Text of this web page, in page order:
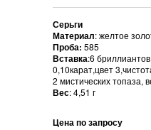
Серьги
Материал: желтое
Проба: 585
Вставка:6
0,10карат,цвет
2 мистических топаза,
Вес: 4,51 г
Цена по запросу